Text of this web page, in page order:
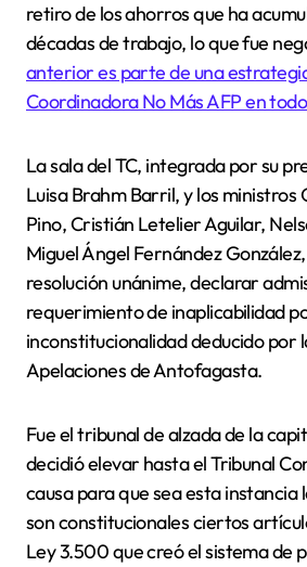
retiro de los ahorros que ha
décadas de trabajo, lo que fue
anterior es parte de una
Coordinadora No Más AFP en
La sala del TC, integrada por su
Luisa Brahm Barril, y los ministros
Pino, Cristián Letelier Aguilar,
Miguel Ángel Fernández
resolución unánime, declarar
requerimiento de inaplicabilidad
inconstitucionalidad deducido por
Apelaciones de Antofagasta.
Fue el tribunal de alzada de la
decidió elevar hasta el Tribunal
causa para que sea esta instancia
son constitucionales ciertos
Ley 3.500 que creó el sistema de